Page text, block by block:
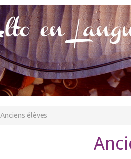
Anciens élèves